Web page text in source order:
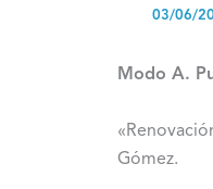
03/06/
Modo A.
Gómez.